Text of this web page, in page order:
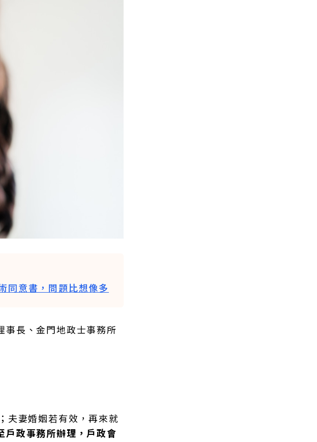
同意書，問題比想像多
事長、金門地政士事務所
夫妻婚姻若有效，再來就
戶政事務所辦理，戶政會